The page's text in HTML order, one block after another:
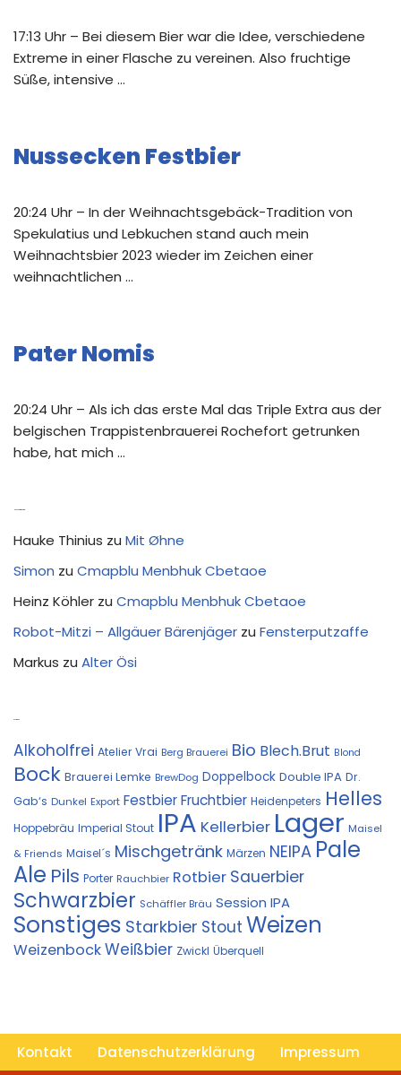
17:13 Uhr – Bei diesem Bier war die Idee, verschiedene
Extreme in einer Flasche zu vereinen. Also fruchtige
Süße, intensive …
Nussecken Festbier
20:24 Uhr – In der Weihnachtsgebäck-Tradition von
Spekulatius und Lebkuchen stand auch mein
Weihnachtsbier 2023 wieder im Zeichen einer
weihnachtlichen …
Pater Nomis
20:24 Uhr – Als ich das erste Mal das Triple Extra aus der
belgischen Trappistenbrauerei Rochefort getrunken
habe, hat mich …
Hauke Thinius zu Mit Øhne
Simon zu Cmapblu Menbhuk Cbetaoe
Heinz Köhler zu Cmapblu Menbhuk Cbetaoe
Robot-Mitzi – Allgäuer Bärenjäger zu Fensterputzaffe
Markus zu Alter Ösi
Alkoholfrei Atelier Vrai Berg Brauerei Bio Blech.Brut Blond
Bock Brauerei Lemke BrewDog Doppelbock Double IPA Dr.
Gab‘s Dunkel Export FestbierFruchtbier Heidenpeters Helles
Hoppebräu Imperial Stout IPA Kellerbier Lager Maisel
& Friends Maisel´s Mischgetränk Märzen NEIPA Pale
Ale Pils Porter Rauchbier Rotbier Sauerbier
Schwarzbier Schäffler Bräu Session IPA
Sonstiges Starkbier Stout Weizen
WeizenbockWeißbier Zwickl Überquell
Kontakt Datenschutzerklärung Impressum